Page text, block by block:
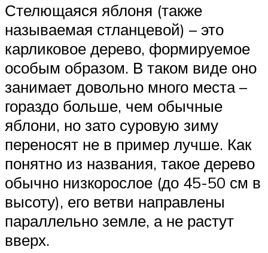
Стелющаяся яблоня (также
называемая стланцевой) – это
карликовое дерево, формируемое
особым образом. В таком виде оно
занимает довольно много места –
гораздо больше, чем обычные
яблони, но зато суровую зиму
переносят не в пример лучше. Как
понятно из названия, такое дерево
обычно низкорослое (до 45-50 см в
высоту), его ветви направлены
параллельно земле, а не растут
вверх.